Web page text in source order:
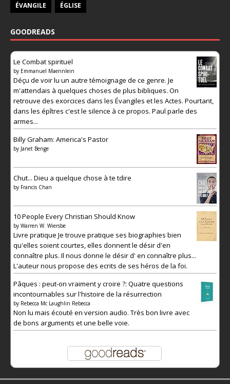
ÉVANGILE ÉGLISE
GOODREADS
Le Combat spirituel
by Emmanuel Maennlein
Déçu de voir lu un autre témoignage de ce genre. Je
m'attendais à quelques choses de plus bibliques. On
retrouve des exorcices dans les Évangiles et les Actes. Pourtant,
dans les épîtres c'est le silence à ce propos. Paul parle des
armes...
Billy Graham: America's Pastor
by Janet Benge
Chut... Dieu a quelque chose à te tdire
by Francis Chan
10 People Every Christian Should Know
by Warren W. Wiersbe
Livre pratique Je trouve pratique ses biographies bien
qu'elles soient courtes, elles donnent le désir d'en
connaître plus. Il nous donne le désir d' en connaître plus...
L'auteur nous propose des ecrits de ses héros de la foi.
Pâques : peut-on vraiment y croire ?: Quatre questions
incontournables sur l'histoire de la résurrection
by Rebecca Mc Laughlin Rebecca
Non lu mais écouté en version audio. Très bon livre avec
de bons arguments et une belle voie.